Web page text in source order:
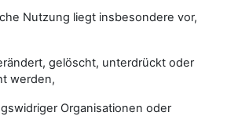
Nutzung liegt insbesondere vor,
gelöscht, unterdrückt oder
werden,
Organisationen oder